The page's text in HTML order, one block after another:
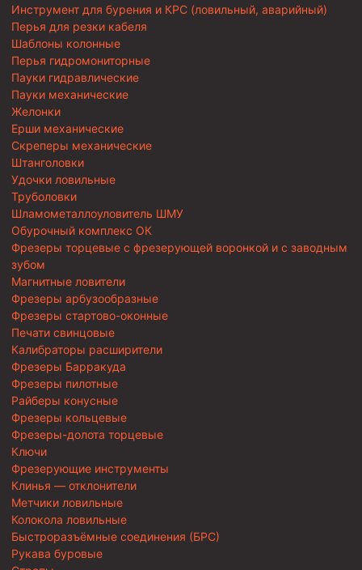
Инструмент для бурения и КРС (ловильный, аварийный)
Перья для резки кабеля
Шаблоны колонные
Перья гидромониторные
Пауки гидравлические
Пауки механические
Желонки
Ерши механические
Скреперы механические
Штанголовки
Удочки ловильные
Труболовки
Шламометаллоуловитель ШМУ
Обурочный комплекс ОК
Фрезеры торцевые с фрезерующей воронкой и с заводным
зубом
Магнитные ловители
Фрезеры арбузообразные
Фрезеры стартово-оконные
Печати свинцовые
Калибраторы расширители
Фрезеры Барракуда
Фрезеры пилотные
Райберы конусные
Фрезеры кольцевые
Фрезеры-долота торцевые
Ключи
Фрезерующие инструменты
Клинья — отклонители
Метчики ловильные
Колокола ловильные
Быстроразъёмные соединения (БРС)
Рукава буровые